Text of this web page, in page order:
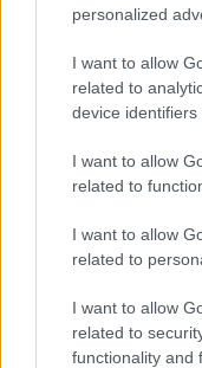
personalized
I want to allow
related to
device identifiers
I want to allow
related to
I want to allow
related to
I want to allow
related to
functionality and
Mi ero
perché
di Marco
19 Luglio 2026,